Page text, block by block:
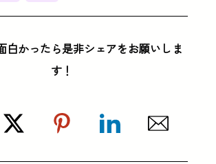
白かったら是非シェアをお願いしま
す！